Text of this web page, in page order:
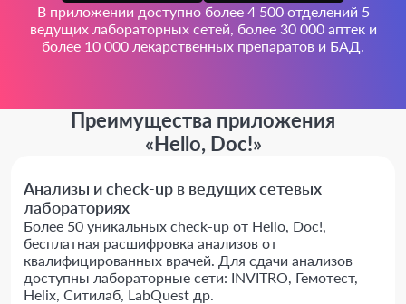
В приложении доступно более 4 500 отделений 5
ведущих лабораторных сетей, более 30 000 аптек и
более 10 000 лекарственных препаратов и БАД.
Преимущества приложения
«Hello, Doc!»
Анализы и check-up в ведущих сетевых
лабораториях
Более 50 уникальных check-up от Hello, Doc!,
бесплатная расшифровка анализов от
квалифицированных врачей. Для сдачи анализов
доступны лабораторные сети: INVITRO, Гемотест,
Helix, Ситилаб, LabQuest др.